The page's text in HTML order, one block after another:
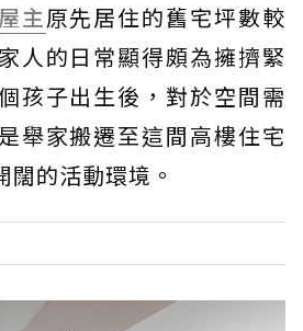
屋主原先居住的舊宅坪數較
人的日常顯得頗為擁擠緊
孩子出生後，對於空間需
舉家搬遷至這間高樓住宅
闊的活動環境。